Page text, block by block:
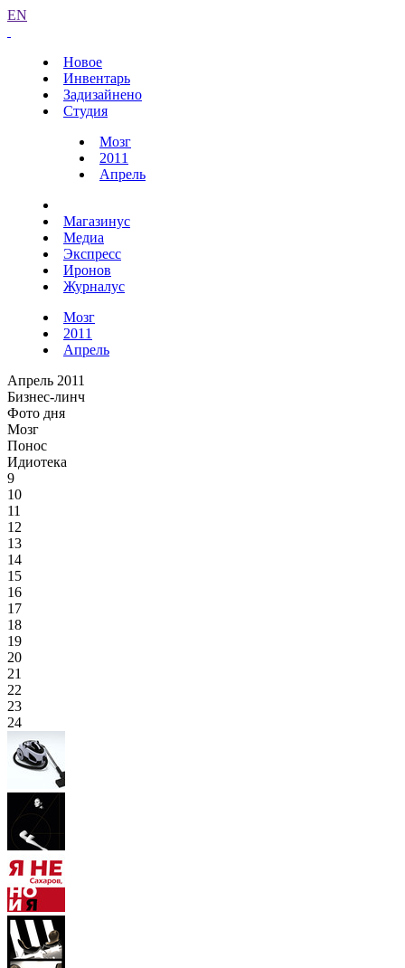
EN
Новое
Инвентарь
Задизайнено
Студия
Мозг
2011
Апрель
Магазинус
Медиа
Экспресс
Иронов
Журналус
Мозг
2011
Апрель
Апрель 2011
Бизнес-линч
Фото дня
Мозг
Понос
Идиотека
9
10
11
12
13
14
15
16
17
18
19
20
21
22
23
24